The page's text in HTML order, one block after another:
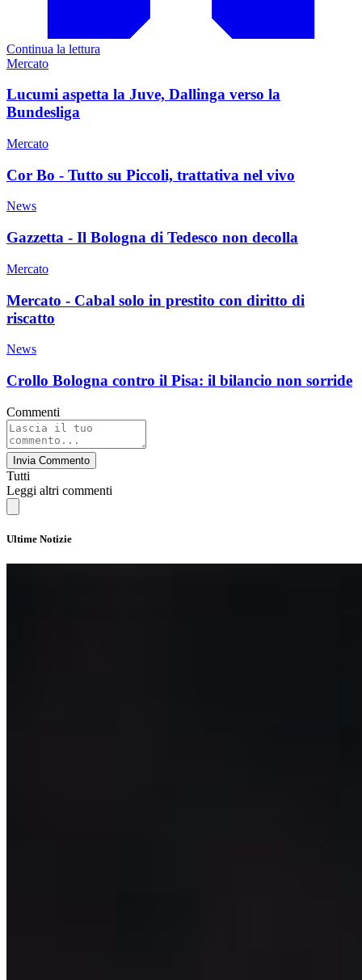
Continua la lettura
Mercato
Lucumi aspetta la Juve, Dallinga verso la
Bundesliga
Mercato
Cor Bo - Tutto su Piccoli, trattativa nel vivo
News
Gazzetta - Il Bologna di Tedesco non decolla
Mercato
Mercato - Cabal solo in prestito con diritto di
riscatto
News
Crollo Bologna contro il Pisa: il bilancio non sorride
Commenti
Invia Commento
Tutti
Leggi altri commenti
Ultime Notizie